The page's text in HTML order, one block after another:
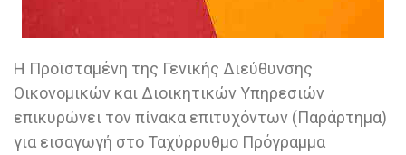
Η Προϊσταμένη της Γενικής Διεύθυνσης
Οικονομικών και Διοικητικών Υπηρεσιών
επικυρώνει τον πίνακα επιτυχόντων (Παράρτημα)
για εισαγωγή στο Ταχύρρυθμο Πρόγραμμα